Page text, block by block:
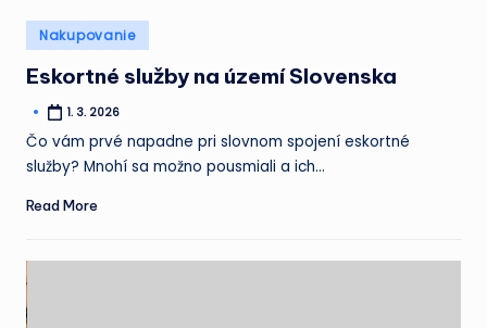
Posted
in
Nakupovanie
Eskortné služby na území Slovenska
Posted
by
1. 3. 2026
Čo vám prvé napadne pri slovnom spojení eskortné
služby? Mnohí sa možno pousmiali a ich…
Read More